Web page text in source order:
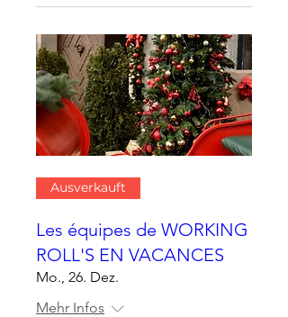
Ausverkauft
Les équipes de WORKING
ROLL'S EN VACANCES
Mo., 26. Dez.
Mehr Infos